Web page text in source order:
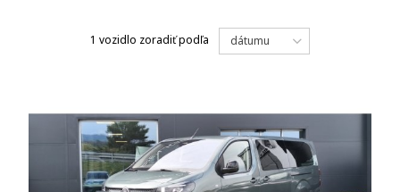
1 vozidlo zoradiť podľa dátumu